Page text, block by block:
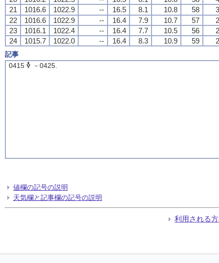
21
1016.6 1022.9 -- 16.5 8.1 10.8 58
22
1016.6 1022.9 -- 16.4 7.9 10.7 57
23
1016.1 1022.4 -- 16.4 7.7 10.5 56
24
1015.7 1022.0 -- 16.4 8.3 10.9 59
記事
0415
－0425.
値欄の記号の説明
天気欄と記事欄の記号の説明
利用される